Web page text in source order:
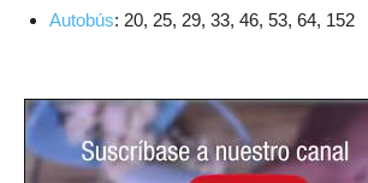
Autobús: 20, 25, 29, 33, 46, 53, 64, 152